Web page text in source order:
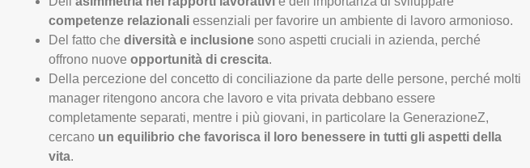
competenze relazionali essenziali per favorire un ambiente di lavoro armonioso.
Del fatto che diversità e inclusione sono aspetti cruciali in azienda, perché
offrono nuove opportunità di crescita.
Della percezione del concetto di conciliazione da parte delle persone, perché molti
manager ritengono ancora che lavoro e vita privata debbano essere
completamente separati, mentre i più giovani, in particolare la GenerazioneZ,
cercano un equilibrio che favorisca il loro benessere in tutti gli aspetti della
vita.